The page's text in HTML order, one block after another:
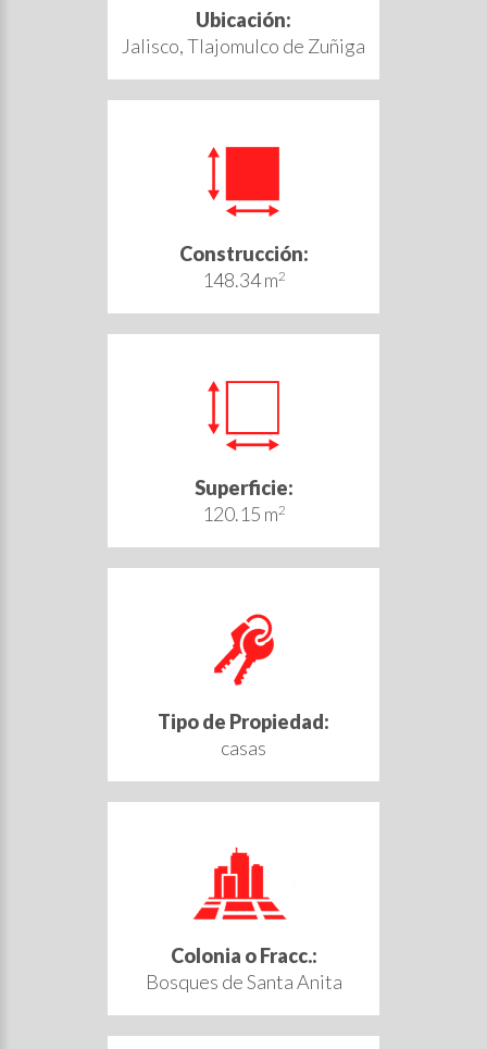
Ubicación:
Jalisco, Tlajomulco de Zuñiga
Construcción:
148.34 m2
Superficie:
120.15 m2
Tipo de Propiedad:
casas
Colonia o Fracc.:
Bosques de Santa Anita